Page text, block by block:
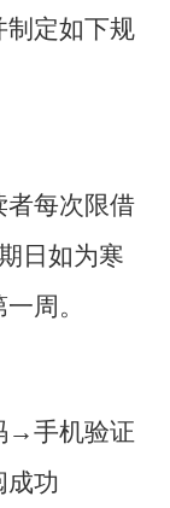
制定如下规
者每次限借
日如为寒
周。
→手机验证
功